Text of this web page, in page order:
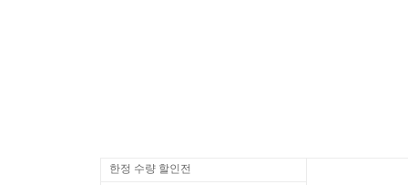
한정 수량 할인전